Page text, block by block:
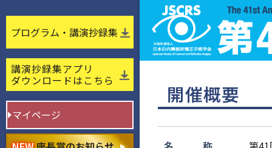
プログラム・講演抄録集
講演抄録集アプリ
ダウンロードはこちら
マイページ
開催概要